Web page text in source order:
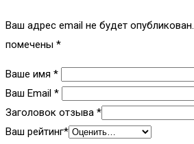
Ваш адрес email не будет опубликован.
помечены *
Ваше имя *
Ваш Email *
Заголовок отзыва *
Ваш рейтинг*